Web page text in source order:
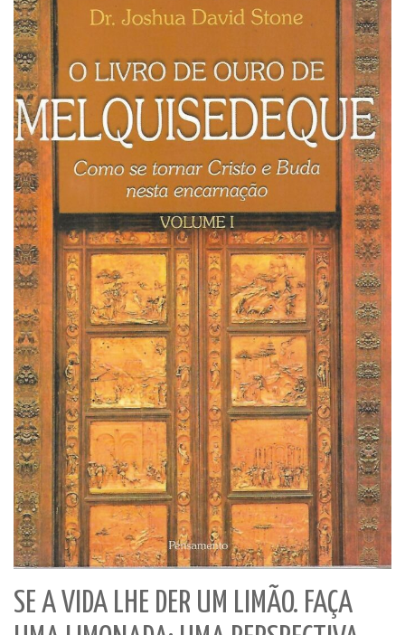
SE A VIDA LHE DER UM LIMÃO. FAÇA